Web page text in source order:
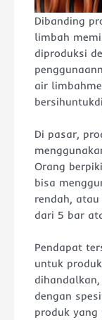
Dibanding
limbah
diproduksi
air
Di pasar,
Orang
bisa
rendah,
dari 5 bar
Pendapat
untuk
dengan
produk